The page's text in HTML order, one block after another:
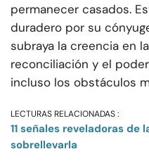
permanecer casados.
duradero por su
subraya la creencia en
reconciliación y el
incluso los obstáculos
LECTURAS RELACIONADAS :
11 señales reveladoras
sobrellevarla